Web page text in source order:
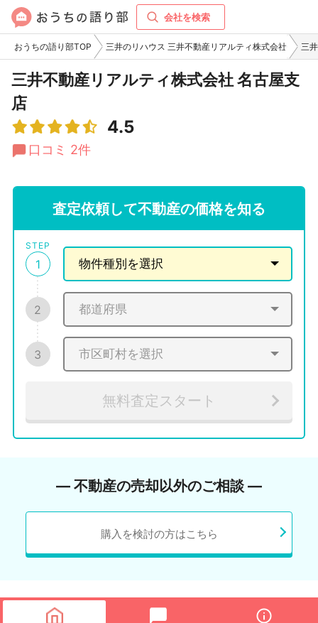
会社を検索
おうちの語り部TOP 三井のリハウス 三井不動産リアルティ株式会社 三
三井不動産リアルティ株式会社 名古屋支
店
4.5
口コミ 2件
査定依頼して不動産の価格を知る
STEP
1
2
3
無料査定スタート
― 不動産の売却以外のご相談 ―
購入を検討の方はこちら